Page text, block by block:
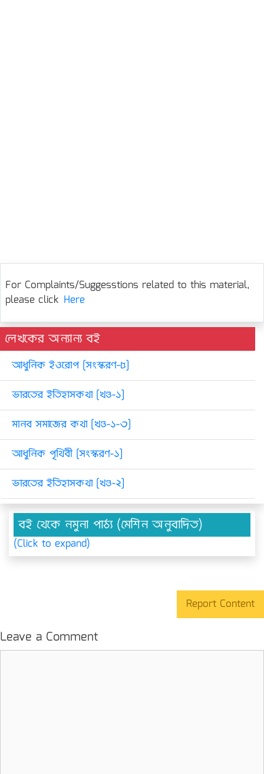
For Complaints/Suggesstions related to this material,
please click Here
লেখকের অন্যান্য বই
আধুনিক ইওরোপ [সংস্করণ-৫]
ভারতের ইতিহাসকথা [খণ্ড-১]
মানব সমাজের কথা [খণ্ড-১-৩]
আধুনিক পৃথিবী [সংস্করণ-১]
ভারতের ইতিহাসকথা [খণ্ড-২]
বই থেকে নমুনা পাঠ্য (মেশিন অনুবাদিত)
(Click to expand)
Report Content
Leave a Comment